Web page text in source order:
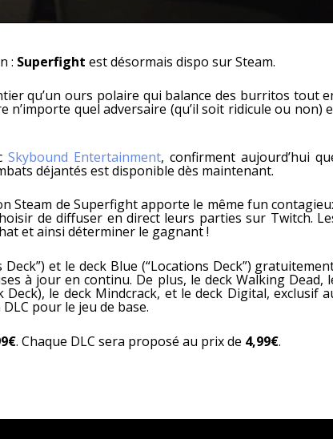
: Superfight est désormais dispo sur Steam.
qu’un ours polaire qui balance des burritos tout
quel adversaire (qu’il soit ridicule ou non)
Skybound Entertainment, confirment aujourd’hui
déjantés est disponible dès maintenant.
Steam de Superfight apporte le même fun
de diffuser en direct leurs parties sur Twitch.
et ainsi déterminer le gagnant !
et le deck Blue (“Locations Deck”)
à jour en continu. De plus, le deck Walking Dead,
Deck), le deck Mindcrack, et le deck Digital, exclusif
pour le jeu de base.
. Chaque DLC sera proposé au prix de 4,99€.